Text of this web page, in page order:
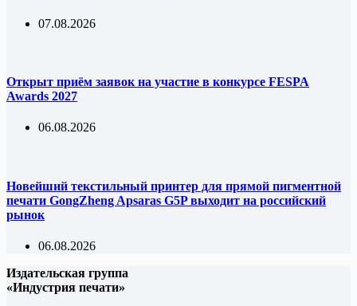
07.08.2026
Открыт приём заявок на участие в конкурсе FESPA
Awards 2027
06.08.2026
Новейший текстильный принтер для прямой пигментной
печати GongZheng Apsaras G5P выходит на российский
рынок
06.08.2026
Издательская группа
«Индустрия печати»